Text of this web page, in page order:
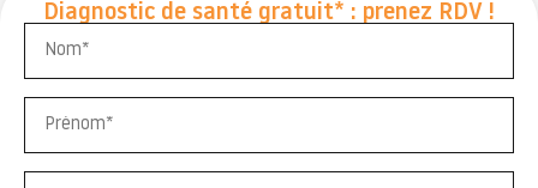
Diagnostic de santé gratuit* : prenez RDV !